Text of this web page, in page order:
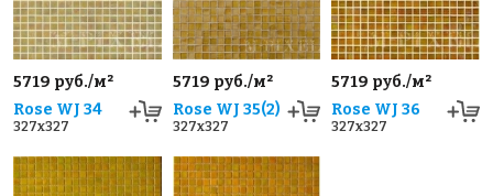
5719 руб./м²
Rose WJ 34
327x327
5719 руб./м²
Rose WJ 35(2)
327x327
5719 руб./м²
Rose WJ 36
327x327